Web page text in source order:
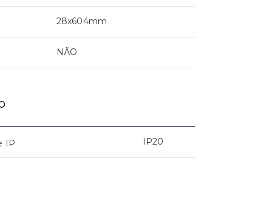
28x604mm
NÃO
IP IP20